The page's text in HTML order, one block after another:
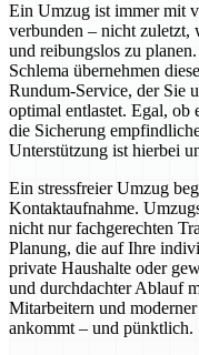
Ein Umzug ist immer mit
verbunden – nicht zuletzt,
und reibungslos zu
Schlema übernehmen
Rundum-Service, der Sie
optimal entlastet. Egal, ob
die Sicherung
Unterstützung ist hierbei
Ein stressfreier Umzug
Kontaktaufnahme.
nicht nur fachgerechten
Planung, die auf Ihre
private Haushalte oder
und durchdachter Ablauf
Mitarbeitern und
ankommt – und pünktlich.